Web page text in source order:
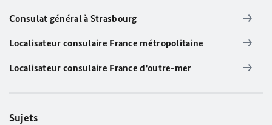
Consulat général à Strasbourg
Localisateur consulaire France métropolitaine
Localisateur consulaire France d'outre-mer
Sujets